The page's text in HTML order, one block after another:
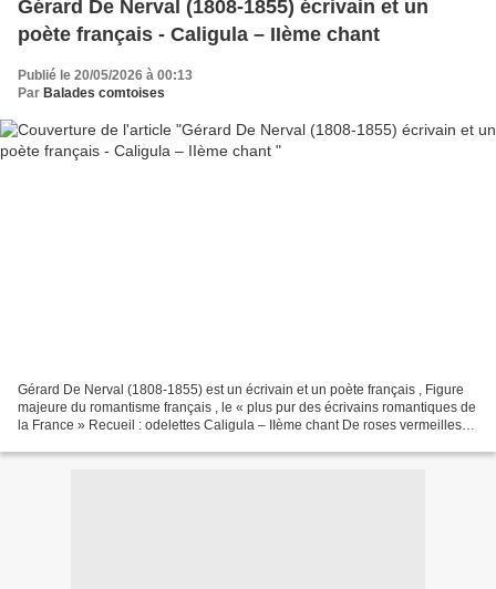
Gérard De Nerval (1808-1855) écrivain et un
poète français - Caligula – IIème chant
Publié le 20/05/2026 à 00:13
Par Balades comtoises
Gérard De Nerval (1808-1855) est un écrivain et un poète français , Figure
majeure du romantisme français , le « plus pur des écrivains romantiques de
la France » Recueil : odelettes Caligula – IIème chant De roses vermeilles